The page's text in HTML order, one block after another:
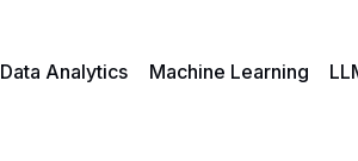
Data Analytics Machine Learning